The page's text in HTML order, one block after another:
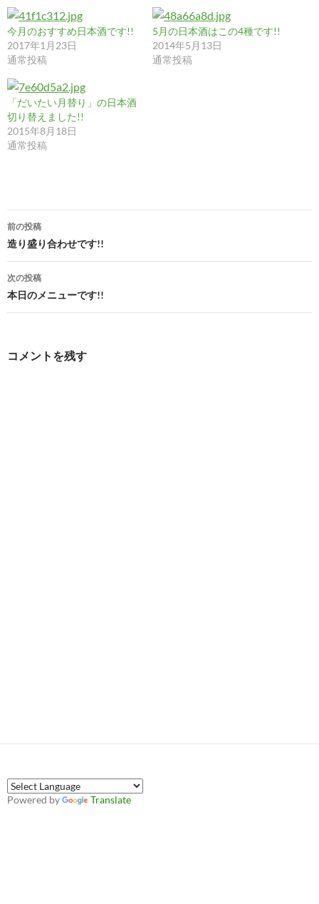
今月のおすすめ日本酒です!!
2017年1月23日
通常投稿
5月の日本酒はこの4種です!!
2014年5月13日
通常投稿
「だいたい月替り」の日本酒
切り替えました!!
2015年8月18日
通常投稿
投
稿
ナ
ビ
ゲ
前の投稿
造り盛り合わせです!!
次の投稿
本日のメニューです!!
コメントを残す
Powered by Translate